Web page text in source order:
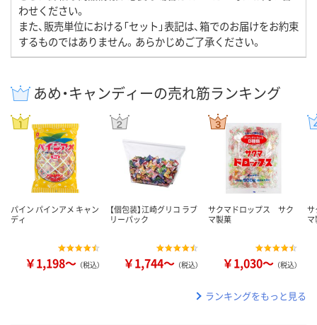
わせください。
また、販売単位における「セット」表記は、箱でのお届けをお約束
するものではありません。あらかじめご了承ください。
あめ・キャンディーの売れ筋ランキング
パイン パインアメ キャン
ディ
￥1,198～ （税込）
【個包装】江崎グリコ ラブ
リーパック
￥1,744～ （税込）
サクマドロップス サク
マ製菓
￥1,030～ （税込）
サ
ランキングをもっと見る